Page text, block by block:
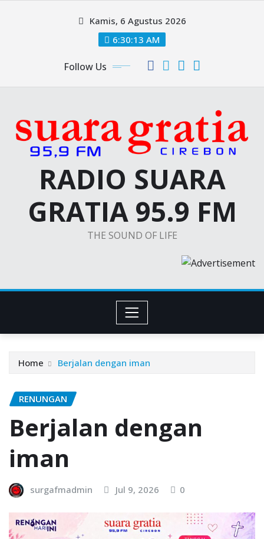
Kamis, 6 Agustus 2026
6:30:14 AM
Follow Us
RADIO SUARA
GRATIA 95.9 FM
THE SOUND OF LIFE
Home Berjalan dengan iman
RENUNGAN
Berjalan dengan
iman
surgafmadmin Jul 9, 2026 0